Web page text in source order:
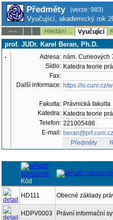
Předměty (verze: 983)
Vyučující, akademický rok
--:-- Hledání ... Vyučující
prof. JUDr. Karel Beran, Ph.D.
Adresa: nám. Curieových
Sídlo: Katedra teorie
Fax:
Další informace: https://is.cuni.cz/
Fakulta: Právnická fakulta
Katedra: Katedra teorie
Telefon: 221005486
E-mail: beran@prf.cuni.cz
Předměty
Kód
HD111 Obecné základy
HDPV0003 Právní informační